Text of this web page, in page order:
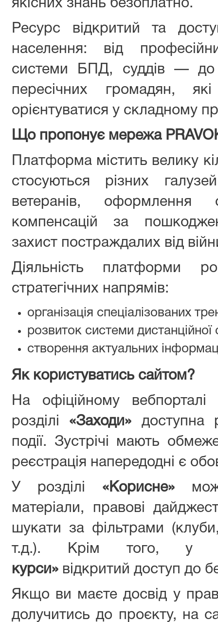
якісних знань безоплатно.
Ресурс відкритий та
населення: від
системи БПД, суддів — до
пересічних громадян,
орієнтуватися у складному
Що пропонує мережа
Платформа містить велику
стосуються різних
ветеранів, оформлення
компенсацій за
захист постраждалих від
Діяльність платформи
стратегічних напрямів:
організація спеціалізованих
розвиток системи дистанційної
створення актуальних
Як користуватись сайтом?
На офіційному вебпорталі
розділі «Заходи» доступна
події. Зустрічі мають
реєстрація напередодні є
У розділі «Корисне»
матеріали, правові
шукати за фільтрами
т.д.). Крім того, у
курси» відкритий доступ до
Якщо ви маєте досвід у
долучитись до проєкту, на